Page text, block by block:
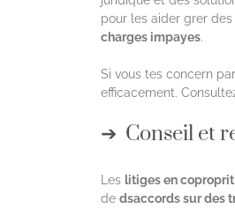
pour les aider grer
charges impayes.
Si vous tes concern
efficacement.
Conseil et
Les litiges en coproprit
de dsaccords sur des